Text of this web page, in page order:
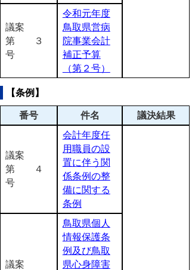
議案
第 ３
号
令和元年度
鳥取県営病
院事業会計
補正予算
（第２号）
【条例】
番号 件名 議決結果
議案
第 ４
号
会計年度任
用職員の設
置に伴う関
係条例の整
備に関する
条例
議案
鳥取県個人
情報保護条
例及び鳥取
県心身障害